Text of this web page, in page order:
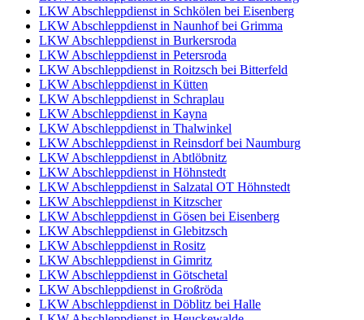
LKW Abschleppdienst in Schkölen bei Eisenberg
LKW Abschleppdienst in Naunhof bei Grimma
LKW Abschleppdienst in Burkersroda
LKW Abschleppdienst in Petersroda
LKW Abschleppdienst in Roitzsch bei Bitterfeld
LKW Abschleppdienst in Kütten
LKW Abschleppdienst in Schraplau
LKW Abschleppdienst in Kayna
LKW Abschleppdienst in Thalwinkel
LKW Abschleppdienst in Reinsdorf bei Naumburg
LKW Abschleppdienst in Abtlöbnitz
LKW Abschleppdienst in Höhnstedt
LKW Abschleppdienst in Salzatal OT Höhnstedt
LKW Abschleppdienst in Kitzscher
LKW Abschleppdienst in Gösen bei Eisenberg
LKW Abschleppdienst in Glebitzsch
LKW Abschleppdienst in Rositz
LKW Abschleppdienst in Gimritz
LKW Abschleppdienst in Götschetal
LKW Abschleppdienst in Großröda
LKW Abschleppdienst in Döblitz bei Halle